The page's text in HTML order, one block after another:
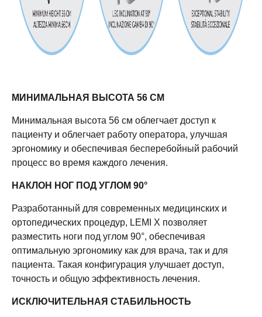
МИНИМАЛЬНАЯ ВЫСОТА 56 СМ
Минимальная высота 56 см облегчает доступ к
пациенту и облегчает работу оператора, улучшая
эргономику и обеспечивая бесперебойный рабочий
процесс во время каждого лечения.
НАКЛОН НОГ ПОД УГЛОМ 90°
Разработанный для современных медицинских и
ортопедических процедур, LEMI X позволяет
разместить ноги под углом 90°, обеспечивая
оптимальную эргономику как для врача, так и для
пациента. Такая конфигурация улучшает доступ,
точность и общую эффективность лечения.
ИСКЛЮЧИТЕЛЬНАЯ СТАБИЛЬНОСТЬ